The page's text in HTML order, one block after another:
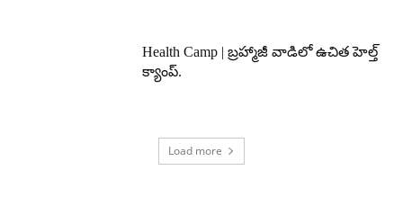
Health Camp | బ్రహ్మాజీ వాడిలో ఉచిత హెల్త్
క్యాంప్.
Load more